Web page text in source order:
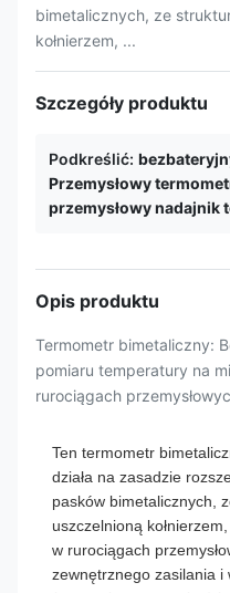
bimetalicznych, ze
kołnierzem, ...
Szczegóły produktu
Podkreślić:
Przemysłowy
przemysłowy nadajnik
Opis produktu
Termometr bimetaliczny:
pomiaru temperatury na
rurociągach
Ten termometr
działa na zasadzie
pasków bimetalicznych,
uszczelnioną
w rurociągach
zewnętrznego zasilania